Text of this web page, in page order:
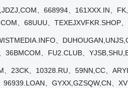
、668994、161XXX.IN、
、68UUU、TEXEJXVFKR.SHOP
、
36BMCOM、FU2.CLUB、
23CK、10328.RU、59NN,CC、
、GYXX,GZSQW,CN、